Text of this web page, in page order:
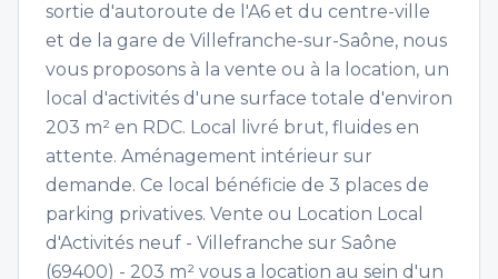
sortie d'autoroute de l'A6 et du centre-ville
et de la gare de Villefranche-sur-Saône, nous
vous proposons à la vente ou à la location, un
local d'activités d'une surface totale d'environ
203 m² en RDC. Local livré brut, fluides en
attente. Aménagement intérieur sur
demande. Ce local bénéficie de 3 places de
parking privatives. Vente ou Location Local
d'Activités neuf - Villefranche sur Saône
(69400) - 203 m² vous a location au sein d'un